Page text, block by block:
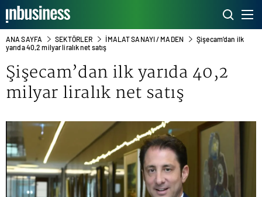
ANA SAYFA SEKTÖRLER İMALAT SANAYI / MADEN
Şişecam’dan ilk
yarıda 40,2 milyar liralık net satış
Şişecam’dan ilk yarıda 40,2
milyar liralık net satış